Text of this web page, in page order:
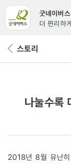
굿네이버
더 편리하
뒤 스토리
나눌수록
2018년 8월 유난